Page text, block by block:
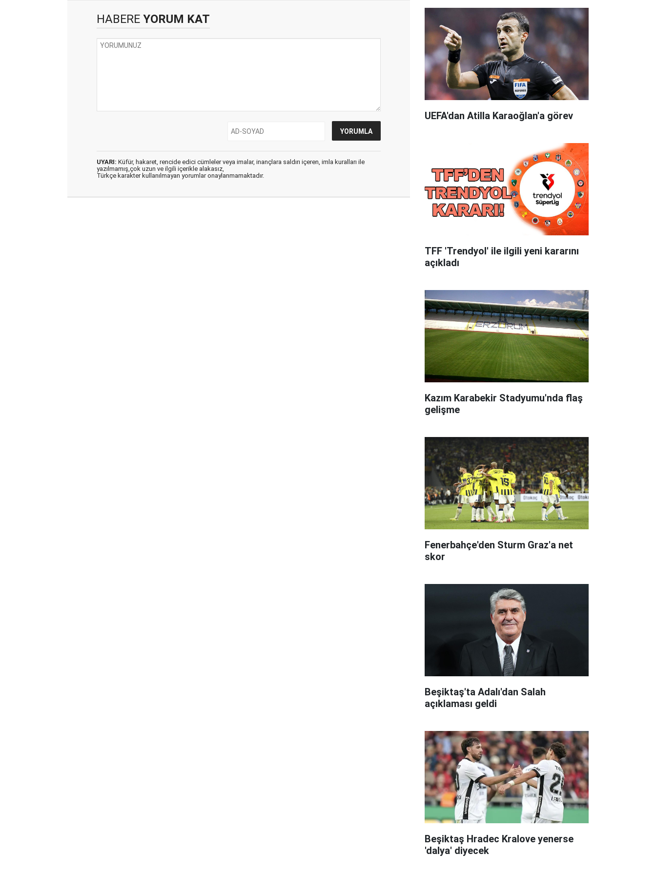
HABERE YORUM KAT
UYARI: Küfür, hakaret, rencide edici cümleler veya imalar, inançlara saldırı içeren, imla kuralları ile
yazılmamış,çok uzun ve ilgili içerikle alakasız,
Türkçe karakter kullanılmayan yorumlar onaylanmamaktadır.
UEFA'dan Atilla Karaoğlan'a görev
TFF 'Trendyol' ile ilgili yeni kararını
açıkladı
Kazım Karabekir Stadyumu'nda flaş
gelişme
Fenerbahçe'den Sturm Graz'a net
skor
Beşiktaş'ta Adalı'dan Salah
açıklaması geldi
Beşiktaş Hradec Kralove yenerse
'dalya' diyecek